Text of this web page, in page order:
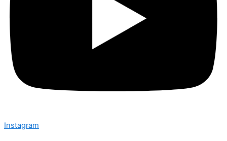
Instagram